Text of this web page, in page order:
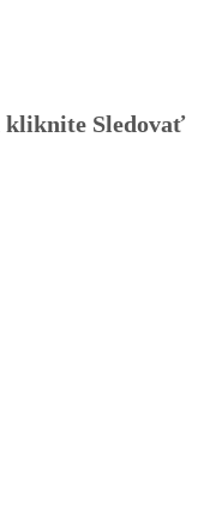
kliknite Sledovať